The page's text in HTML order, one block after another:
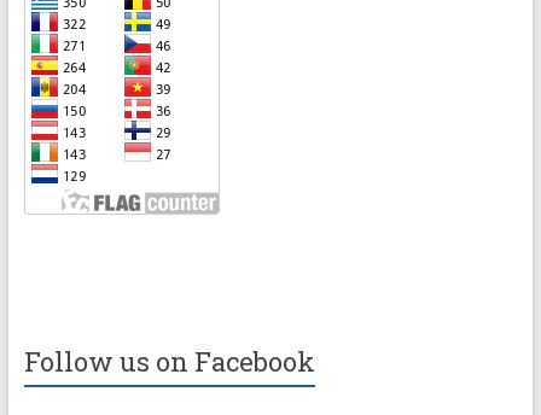
Follow us on Facebook